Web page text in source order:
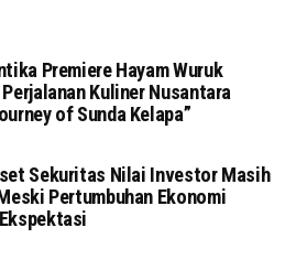
Premiere Hayam Wuruk
Kuliner Nusantara
of Sunda Kelapa”
Sekuritas Nilai Investor Masih
Pertumbuhan Ekonomi